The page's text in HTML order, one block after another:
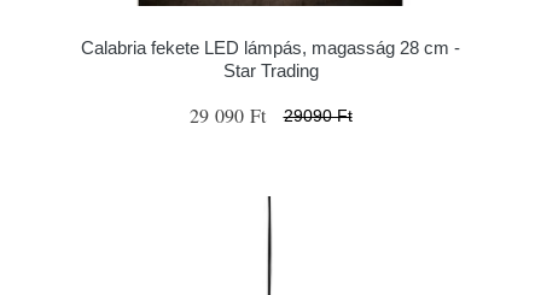
Calabria fekete LED lámpás, magasság 28 cm -
Star Trading
29 090 Ft 29090 Ft